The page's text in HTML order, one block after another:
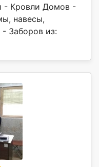
- Кровли Домов -
навесы,
Заборов из: